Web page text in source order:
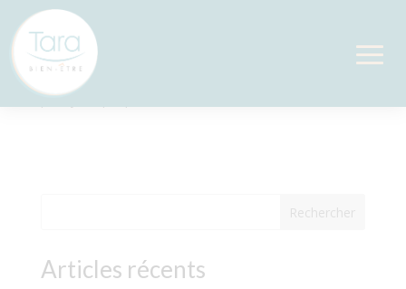
Chi Nei Tsang
parSylvie
Rechercher
Articles récents